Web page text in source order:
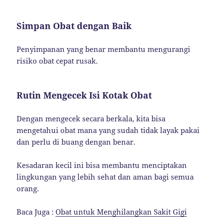
Simpan Obat dengan Baik
Penyimpanan yang benar membantu mengurangi
risiko obat cepat rusak.
Rutin Mengecek Isi Kotak Obat
Dengan mengecek secara berkala, kita bisa
mengetahui obat mana yang sudah tidak layak pakai
dan perlu di buang dengan benar.
Kesadaran kecil ini bisa membantu menciptakan
lingkungan yang lebih sehat dan aman bagi semua
orang.
Baca Juga :Obat untuk Menghilangkan Sakit Gigi